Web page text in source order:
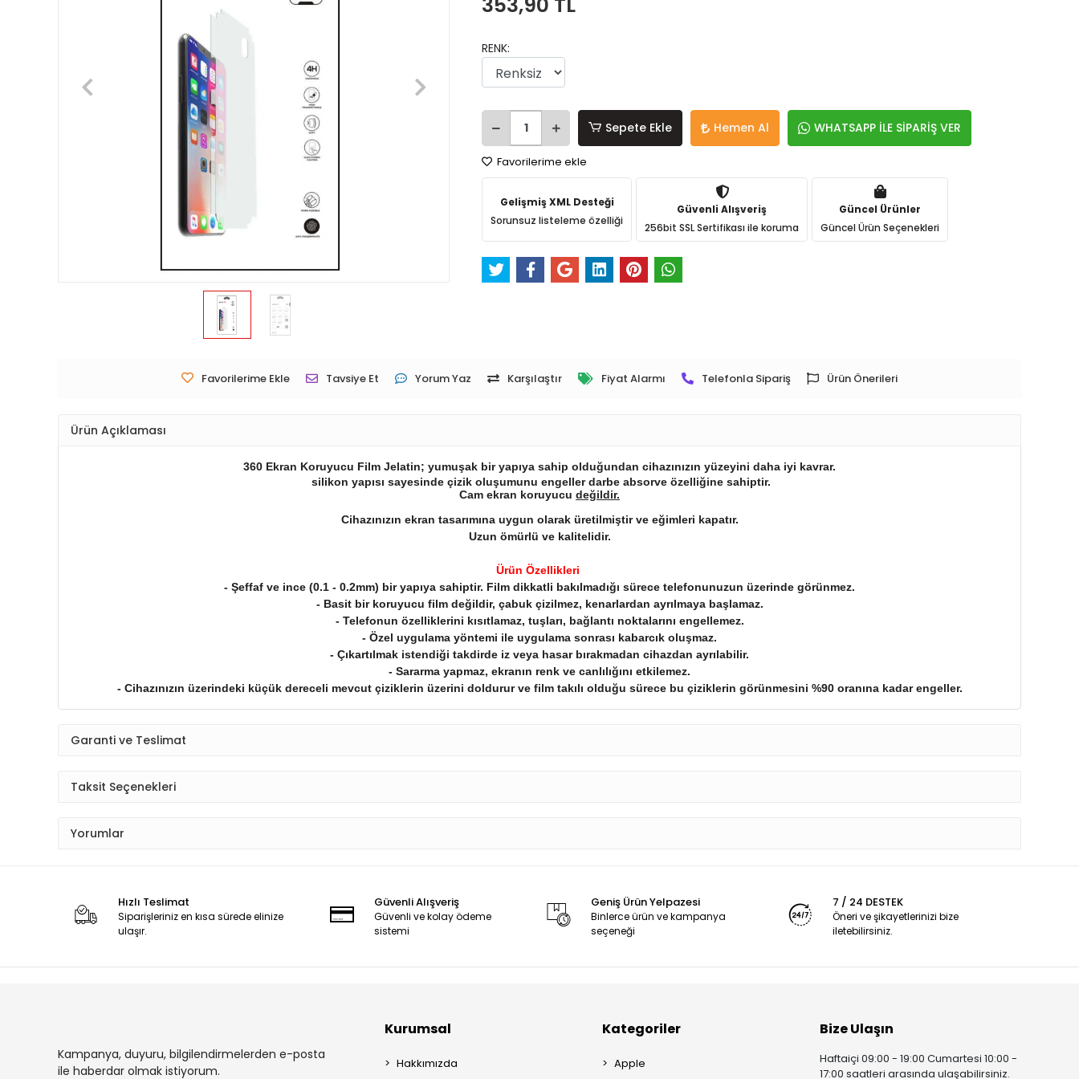
RENK:
Sepete Ekle Hemen Al WHATSAPP İLE SİPARİŞ VER
Favorilerime ekle
Gelişmiş XML Desteği
Sorunsuz listeleme özelliği
Güvenli Alışveriş
256bit SSL Sertifikası ile koruma
Güncel Ürünler
Güncel Ürün Seçenekleri
Favorilerime Ekle Tavsiye Et Yorum Yaz Karşılaştır Fiyat Alarmı Telefonla Sipariş Ürün Önerileri
Ürün Açıklaması
360 Ekran Koruyucu Film Jelatin; yumuşak bir yapıya sahip olduğundan cihazınızın yüzeyini daha iyi kavrar.
silikon yapısı sayesinde çizik oluşumunu engeller darbe absorve özelliğine sahiptir.
Cam ekran koruyucu değildir.
Cihazınızın ekran tasarımına uygun olarak üretilmiştir ve eğimleri kapatır.
Uzun ömürlü ve kalitelidir.
Ürün Özellikleri
- Şeffaf ve ince (0.1 - 0.2mm) bir yapıya sahiptir. Film dikkatli bakılmadığı sürece telefonunuzun üzerinde görünmez.
- Basit bir koruyucu film değildir, çabuk çizilmez, kenarlardan ayrılmaya başlamaz.
- Telefonun özelliklerini kısıtlamaz, tuşları, bağlantı noktalarını engellemez.
- Özel uygulama yöntemi ile uygulama sonrası kabarcık oluşmaz.
- Çıkartılmak istendiği takdirde iz veya hasar bırakmadan cihazdan ayrılabilir.
- Sararma yapmaz, ekranın renk ve canlılığını etkilemez.
- Cihazınızın üzerindeki küçük dereceli mevcut çiziklerin üzerini doldurur ve film takılı olduğu sürece bu çiziklerin görünmesini %90 oranına kadar engeller.
Garanti ve Teslimat
Taksit Seçenekleri
Yorumlar
Hızlı Teslimat
Siparişleriniz en kısa sürede elinize
ulaşır.
Güvenli Alışveriş
Güvenli ve kolay ödeme
sistemi
Geniş Ürün Yelpazesi
Binlerce ürün ve kampanya
seçeneği
7 / 24 DESTEK
Öneri ve şikayetlerinizi bize
iletebilirsiniz.
Kampanya, duyuru, bilgilendirmelerden e-posta
ile haberdar olmak istiyorum.
Kurumsal
Hakkımızda
Kategoriler
Apple
Bize Ulaşın
Haftaiçi 09:00 - 19:00 Cumartesi 10:00 -
17:00 saatleri arasında ulaşabilirsiniz.